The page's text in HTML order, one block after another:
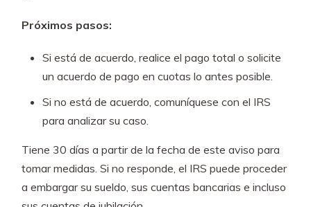
Próximos pasos:
Si está de acuerdo, realice el pago total o solicite
un acuerdo de pago en cuotas lo antes posible.
Si no está de acuerdo, comuníquese con el IRS
para analizar su caso.
Tiene 30 días a partir de la fecha de este aviso para
tomar medidas. Si no responde, el IRS puede proceder
a embargar su sueldo, sus cuentas bancarias e incluso